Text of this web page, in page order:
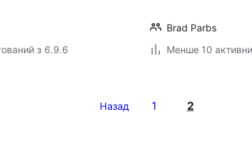
з 6.9.6
Brad Parbs
Менше 10
Назад 1 2